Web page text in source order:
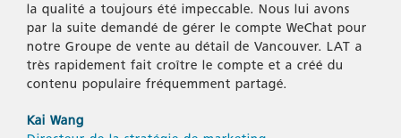
la qualité a toujours été impeccable. Nous lui avons
par la suite demandé de gérer le compte WeChat pour
notre Groupe de vente au détail de Vancouver. LAT a
très rapidement fait croître le compte et a créé du
contenu populaire fréquemment partagé.
Kai Wang